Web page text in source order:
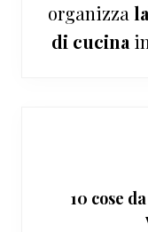
organizza
di cucina
10 cose